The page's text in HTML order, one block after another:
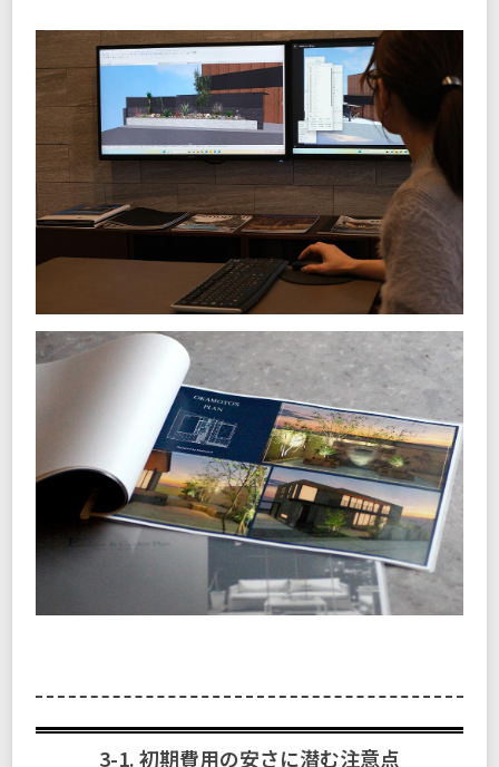
3-1. 初期費用の安さに潜む注意点